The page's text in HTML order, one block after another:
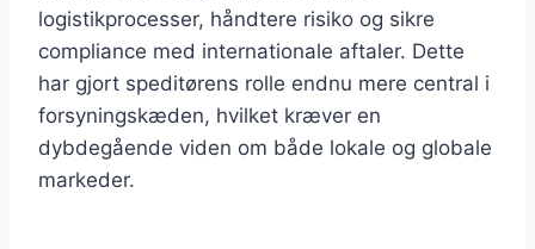
logistikprocesser, håndtere risiko og sikre
compliance med internationale aftaler. Dette
har gjort speditørens rolle endnu mere central i
forsyningskæden, hvilket kræver en
dybdegående viden om både lokale og globale
markeder.